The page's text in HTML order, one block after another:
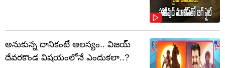
అనుకున్న దానికంటే ఆలస్యం.. విజయ్
దేవరకొండ విషయంలోనే ఎందుకలా..?